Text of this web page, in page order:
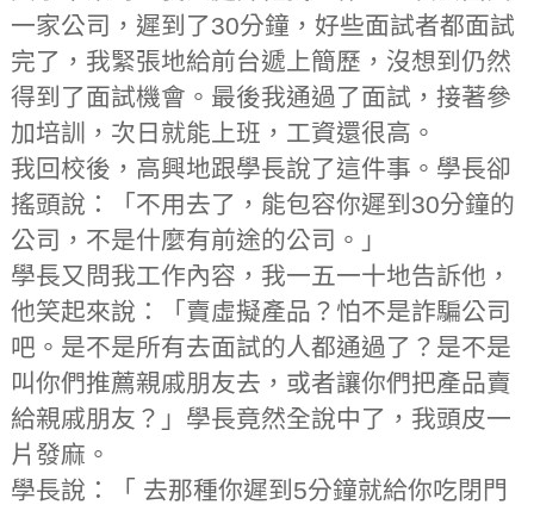
一家公司，遲到了30分鐘，好些面試者都面試
完了，我緊張地給前台遞上簡歷，沒想到仍然
得到了面試機會。最後我通過了面試，接著參
加培訓，次日就能上班，工資還很高。
我回校後，高興地跟學長說了這件事。學長卻
搖頭說：「不用去了，能包容你遲到30分鐘的
公司，不是什麼有前途的公司。」
學長又問我工作內容，我一五一十地告訴他，
他笑起來說：「賣虛擬產品？怕不是詐騙公司
吧。是不是所有去面試的人都通過了？是不是
叫你們推薦親戚朋友去，或者讓你們把產品賣
給親戚朋友？」學長竟然全說中了，我頭皮一
片發麻。
學長說：「 去那種你遲到5分鐘就給你吃閉門